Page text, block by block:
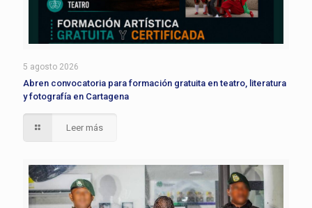
5 agosto 2026
Abren convocatoria para formación gratuita en teatro, literatura
y fotografía en Cartagena
Leer más